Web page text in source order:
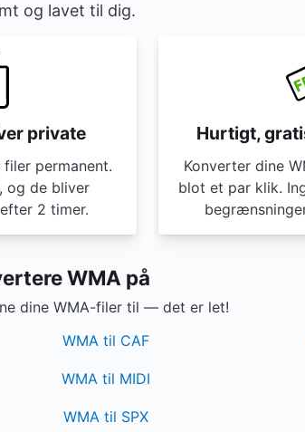
og lavet til dig.
private
permanent.
og de bliver
2 timer.
Hurtigt,
Konverter dine
blot et par klik.
WMA på
dine WMA-filer til — det er let!
WMA til CAF
WMA til MIDI
WMA til SPX